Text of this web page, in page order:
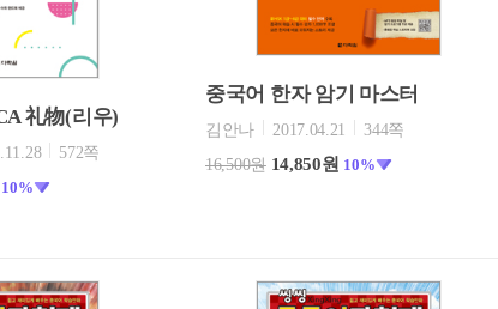
礼物(리우)
572쪽
10%
중국어 한자 암기 마스터
김안나 2017.04.21
344쪽
16,500원 14,850원 10%